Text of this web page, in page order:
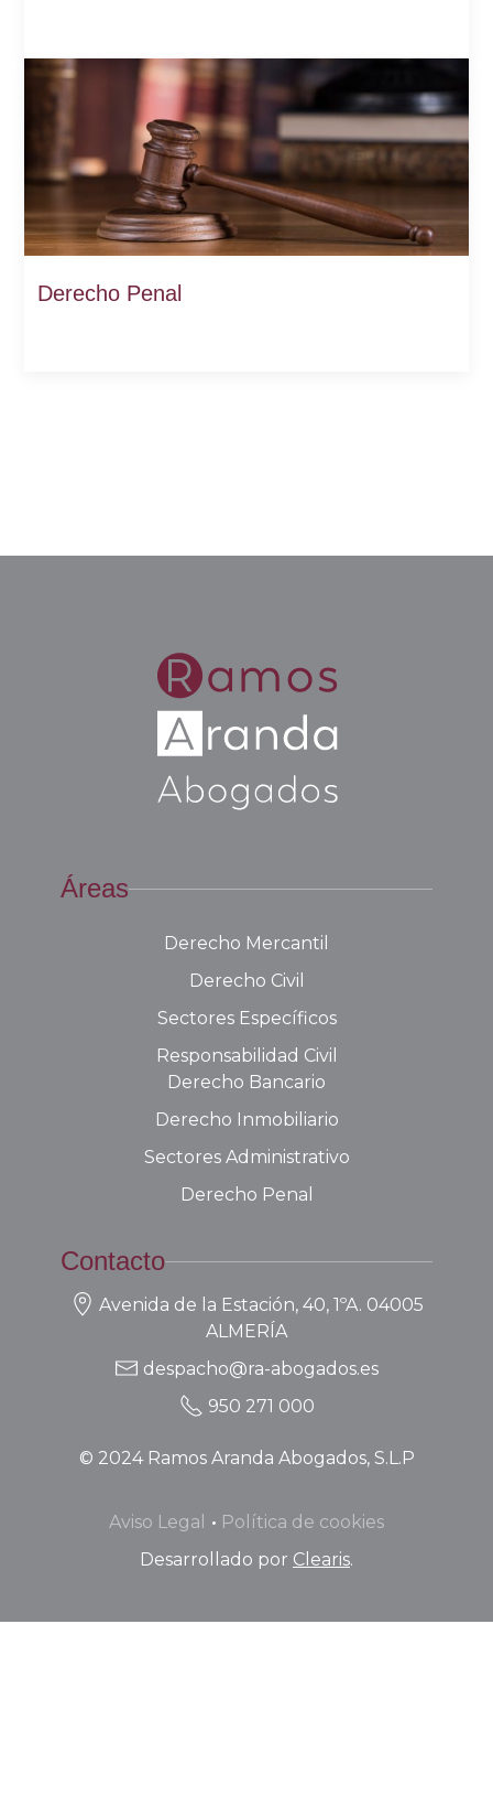
Derecho Penal
Áreas
Derecho Mercantil
Derecho Civil
Sectores Específicos
Responsabilidad Civil
Derecho Bancario
Derecho Inmobiliario
Sectores Administrativo
Derecho Penal
Contacto
Avenida de la Estación, 40, 1ºA. 04005
ALMERÍA
despacho@ra-abogados.es
950 271 000
© 2024Ramos Aranda Abogados, S.L.P
Aviso Legal
Política de cookies
Desarrollado por Clearis.